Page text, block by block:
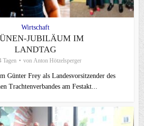
Wirtschaft
JUBILÄUM IM
LANDTAG
Tagen von Anton Hötzelsperger
Günter Frey als Landesvorsitzender des
Trachtenverbandes am Festakt...